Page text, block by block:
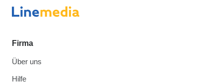
Firma
Über uns
Hilfe